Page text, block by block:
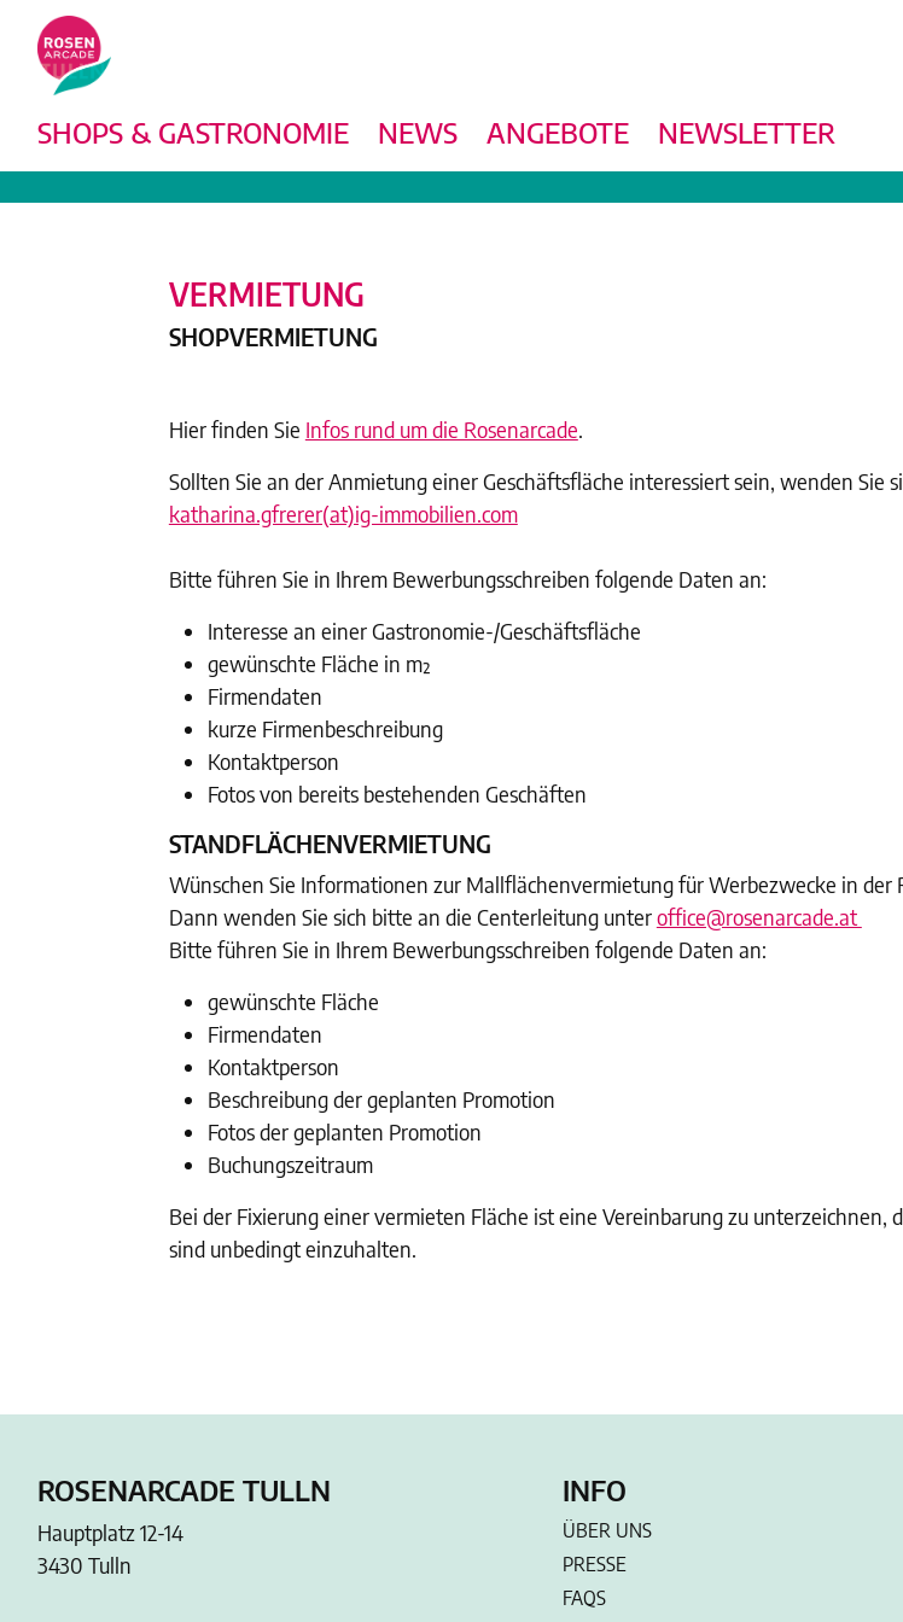
SHOPS & GASTRONOMIE NEWS ANGEBOTE NEWSLETTER
VERMIETUNG
SHOPVERMIETUNG
Hier finden Sie Infos rund um die Rosenarcade.
Sollten Sie an der Anmietung einer Geschäftsfläche interessiert sein, wenden
katharina.gfrerer(at)ig-immobilien.com
Bitte führen Sie in Ihrem Bewerbungsschreiben folgende Daten an:
Interesse an einer Gastronomie-/Geschäftsfläche
gewünschte Fläche in m²
Firmendaten
kurze Firmenbeschreibung
Kontaktperson
Fotos von bereits bestehenden Geschäften
STANDFLÄCHENVERMIETUNG
Wünschen Sie Informationen zur Mallflächenvermietung für Werbezwecke in der
Dann wenden Sie sich bitte an die Centerleitung unteroffice@rosenarcade.at
Bitte führen Sie in Ihrem Bewerbungsschreiben folgende Daten an:
gewünschte Fläche
Firmendaten
Kontaktperson
Beschreibung der geplanten Promotion
Fotos der geplanten Promotion
Buchungszeitraum
Bei der Fixierung einer vermieten Fläche ist eine Vereinbarung zu
sind unbedingt einzuhalten.
ROSENARCADE TULLN
Hauptplatz 12-14
3430 Tulln
INFO
ÜBER UNS
PRESSE
FAQS